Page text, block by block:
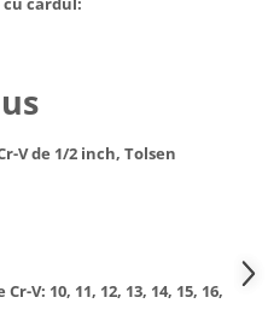
V de 1/2 inch, Tolsen
V: 10, 11, 12, 13, 14, 15, 16,